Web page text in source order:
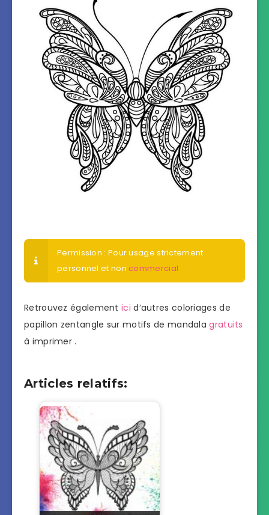
Permission : Pour usage strictement
personnel et non commercial
Retrouvez égalementici d’autres coloriages de
papillon zentangle sur motifs de mandalagratuits
à imprimer .
Articles relatifs: